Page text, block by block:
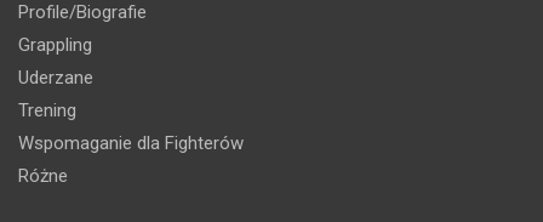
Profile/Biografie
Grappling
Uderzane
Trening
Wspomaganie dla Fighterów
Różne